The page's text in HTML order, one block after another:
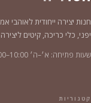
חנות יצירה ייחודית לאוהבי
יפני, כלי כריכה, קיטים
שעות פתיחה: א׳–ה׳ 10:00–18:00
קטגוריות